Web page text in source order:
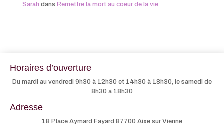
Sarah dans Remettre la mort au coeur de la vie
Horaires d’ouverture
Du mardi au vendredi 9h30 à 12h30 et 14h30 à 18h30, le samedi de
8h30 à 18h30
Adresse
18 Place Aymard Fayard 87700 Aixe sur Vienne